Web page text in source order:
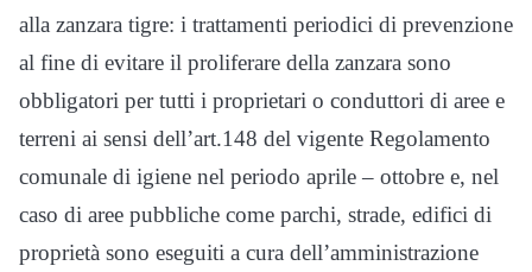
alla zanzara tigre: i trattamenti periodici di prevenzione
al fine di evitare il proliferare della zanzara sono
obbligatori per tutti i proprietari o conduttori di aree e
terreni ai sensi dell’art.148 del vigente Regolamento
comunale di igiene nel periodo aprile – ottobre e, nel
caso di aree pubbliche come parchi, strade, edifici di
proprietà sono eseguiti a cura dell’amministrazione